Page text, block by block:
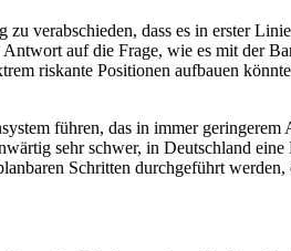
zu verabschieden, dass es in erster
auf die Frage, wie es mit der
riskante Positionen aufbauen
führen, das in immer
sehr schwer, in Deutschland
Schritten durchgeführt